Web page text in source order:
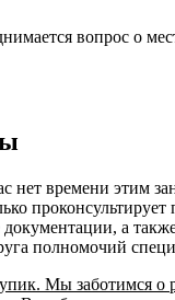
вопрос о
нет времени этим
проконсультирует
а
полномочий
Мы заботимся